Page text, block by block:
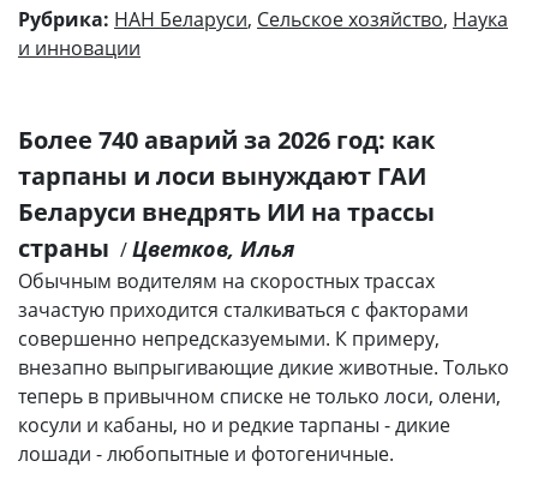
Рубрика: НАН Беларуси, Сельское хозяйство, Наука
и инновации
Более 740 аварий за 2026 год: как
тарпаны и лоси вынуждают ГАИ
Беларуси внедрять ИИ на трассы
страны /Цветков, Илья
Обычным водителям на скоростных трассах
зачастую приходится сталкиваться с факторами
совершенно непредсказуемыми. К примеру,
внезапно выпрыгивающие дикие животные. Только
теперь в привычном списке не только лоси, олени,
косули и кабаны, но и редкие тарпаны - дикие
лошади - любопытные и фотогеничные.